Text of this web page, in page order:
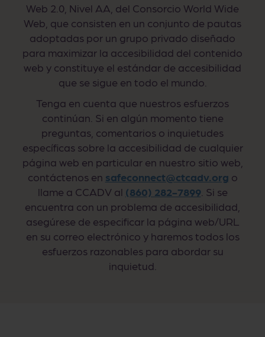
Web 2.0, Nivel AA, del Consorcio World Wide
Web, que consisten en un conjunto de pautas
adoptadas por un grupo privado diseñado
para maximizar la accesibilidad del contenido
web y constituye el estándar de accesibilidad
que se sigue en todo el mundo.
Tenga en cuenta que nuestros esfuerzos
continúan. Si en algún momento tiene
preguntas, comentarios o inquietudes
específicas sobre la accesibilidad de cualquier
página web en particular en nuestro sitio web,
contáctenos en safeconnect@ctcadv.org o
llame a CCADV al (860) 282-7899 . Si se
encuentra con un problema de accesibilidad,
asegúrese de especificar la página web/URL
en su correo electrónico y haremos todos los
esfuerzos razonables para abordar su
inquietud.